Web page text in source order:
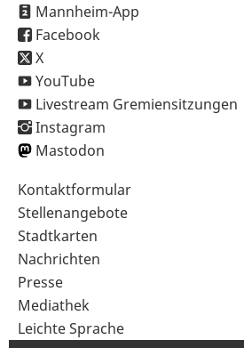
Mannheim-App
Facebook
X
YouTube
Livestream Gremiensitzungen
Instagram
Mastodon
Sekundärnavigation
im
Fußbereich
Kontaktformular
Stellenangebote
Stadtkarten
Nachrichten
Presse
Mediathek
Leichte Sprache